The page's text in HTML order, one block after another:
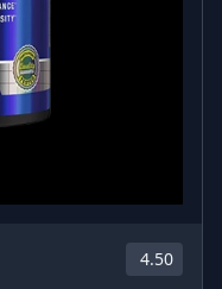
4.50